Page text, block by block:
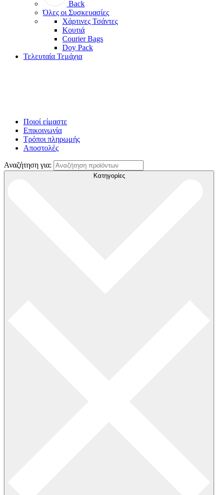
Back
Όλες οι Συσκευασίες
Χάρτινες Τσάντες
Κουτιά
Courier Bags
Doy Pack
Τελευταία Τεμάχια
Ποιοί είμαστε
Επικοινωνία
Τρόποι πληρωμής
Αποστολές
Αναζήτηση για:
Κατηγορίες